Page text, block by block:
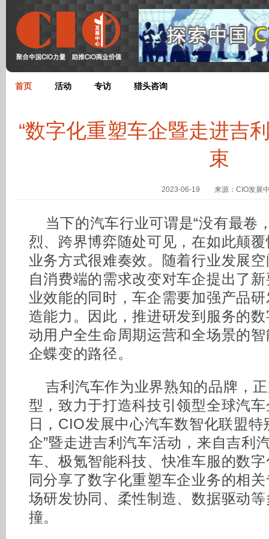
首页 活动 专访 猎头咨询
“数字化重塑车企暨走进吉
束
2023-06-19 来源：CIO发展
当下的汽车行业可谓是“没有最卷
烈、跨界博弈随处可见，在如此颠
业务方式很难奏效。随着行业发展
自消费端的需求改变对车企提出了
业效能的同时，车企需要加强产品
造能力。因此，推进研发到服务的
动用户全生命周期运营和全场景的
企蝶变的路径。
吉利汽车作为业界熟知的品牌，
型，致力于打造科技引领型全球汽
日，CIO发展中心汽车数智化联盟特
企”暨走进吉利汽车活动，来自吉利
车、极氪智能科技、快准车服的数
同分享了数字化重塑车企业务的相
场研发协同、柔性制造、数据驱动
撞。